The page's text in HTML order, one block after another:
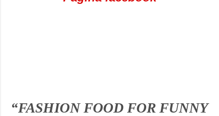
“FASHION FOOD FOR FUNNY